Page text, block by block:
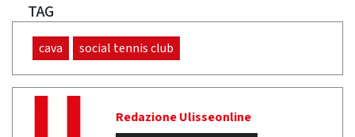
TAG
cava social tennis club
Redazione Ulisseonline